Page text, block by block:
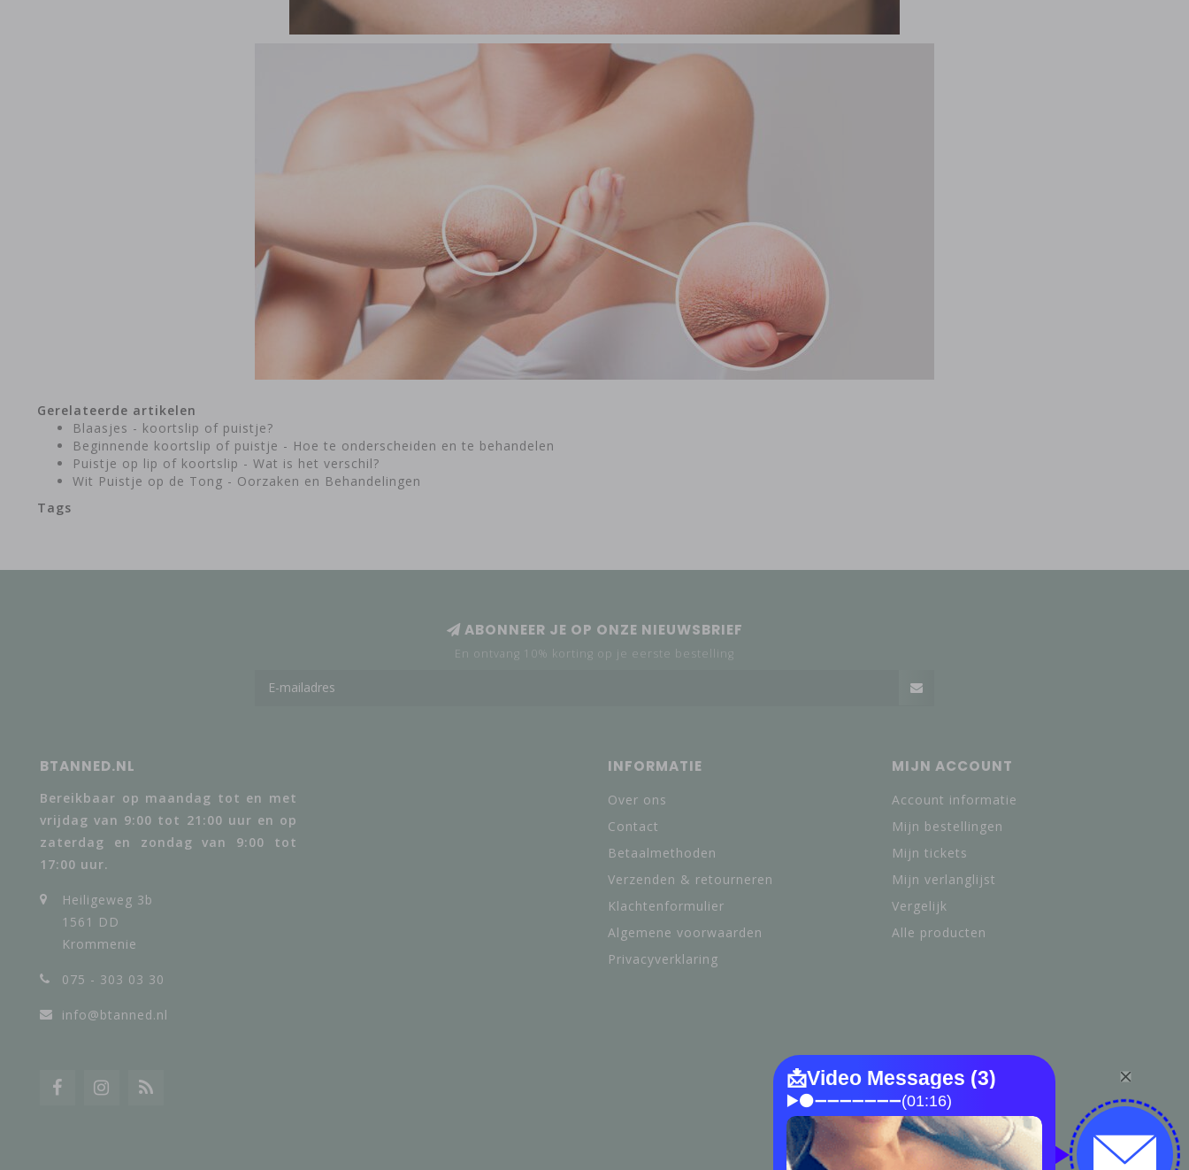
Gerelateerde artikelen
Blaasjes - koortslip of puistje?
Beginnende koortslip of puistje - Hoe te onderscheiden en te behandelen
Puistje op lip of koortslip - Wat is het verschil?
Wit Puistje op de Tong - Oorzaken en Behandelingen
Tags
ABONNEER JE OP ONZE NIEUWSBRIEF
En ontvang 10% korting op je eerste bestelling
BTANNED.NL
Bereikbaar op maandag tot en met
vrijdag van 9:00 tot 21:00 uur en op
zaterdag en zondag van 9:00 tot
17:00 uur.
Heiligeweg 3b
1561 DD
Krommenie
075 - 303 03 30
info@btanned.nl
INFORMATIE
Over ons
Contact
Betaalmethoden
Verzenden & retourneren
Klachtenformulier
Algemene voorwaarden
Privacyverklaring
MIJN ACCOUNT
Account informatie
Mijn bestellingen
Mijn tickets
Mijn verlanglijst
Vergelijk
Alle producten